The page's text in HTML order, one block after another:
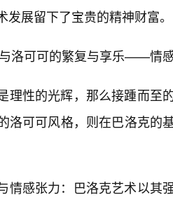
展留下了宝贵的精神财富。
洛可可的繁复与享乐——情
理性的光辉，那么接踵而至
洛可可风格，则在巴洛克的
情感张力：巴洛克艺术以其